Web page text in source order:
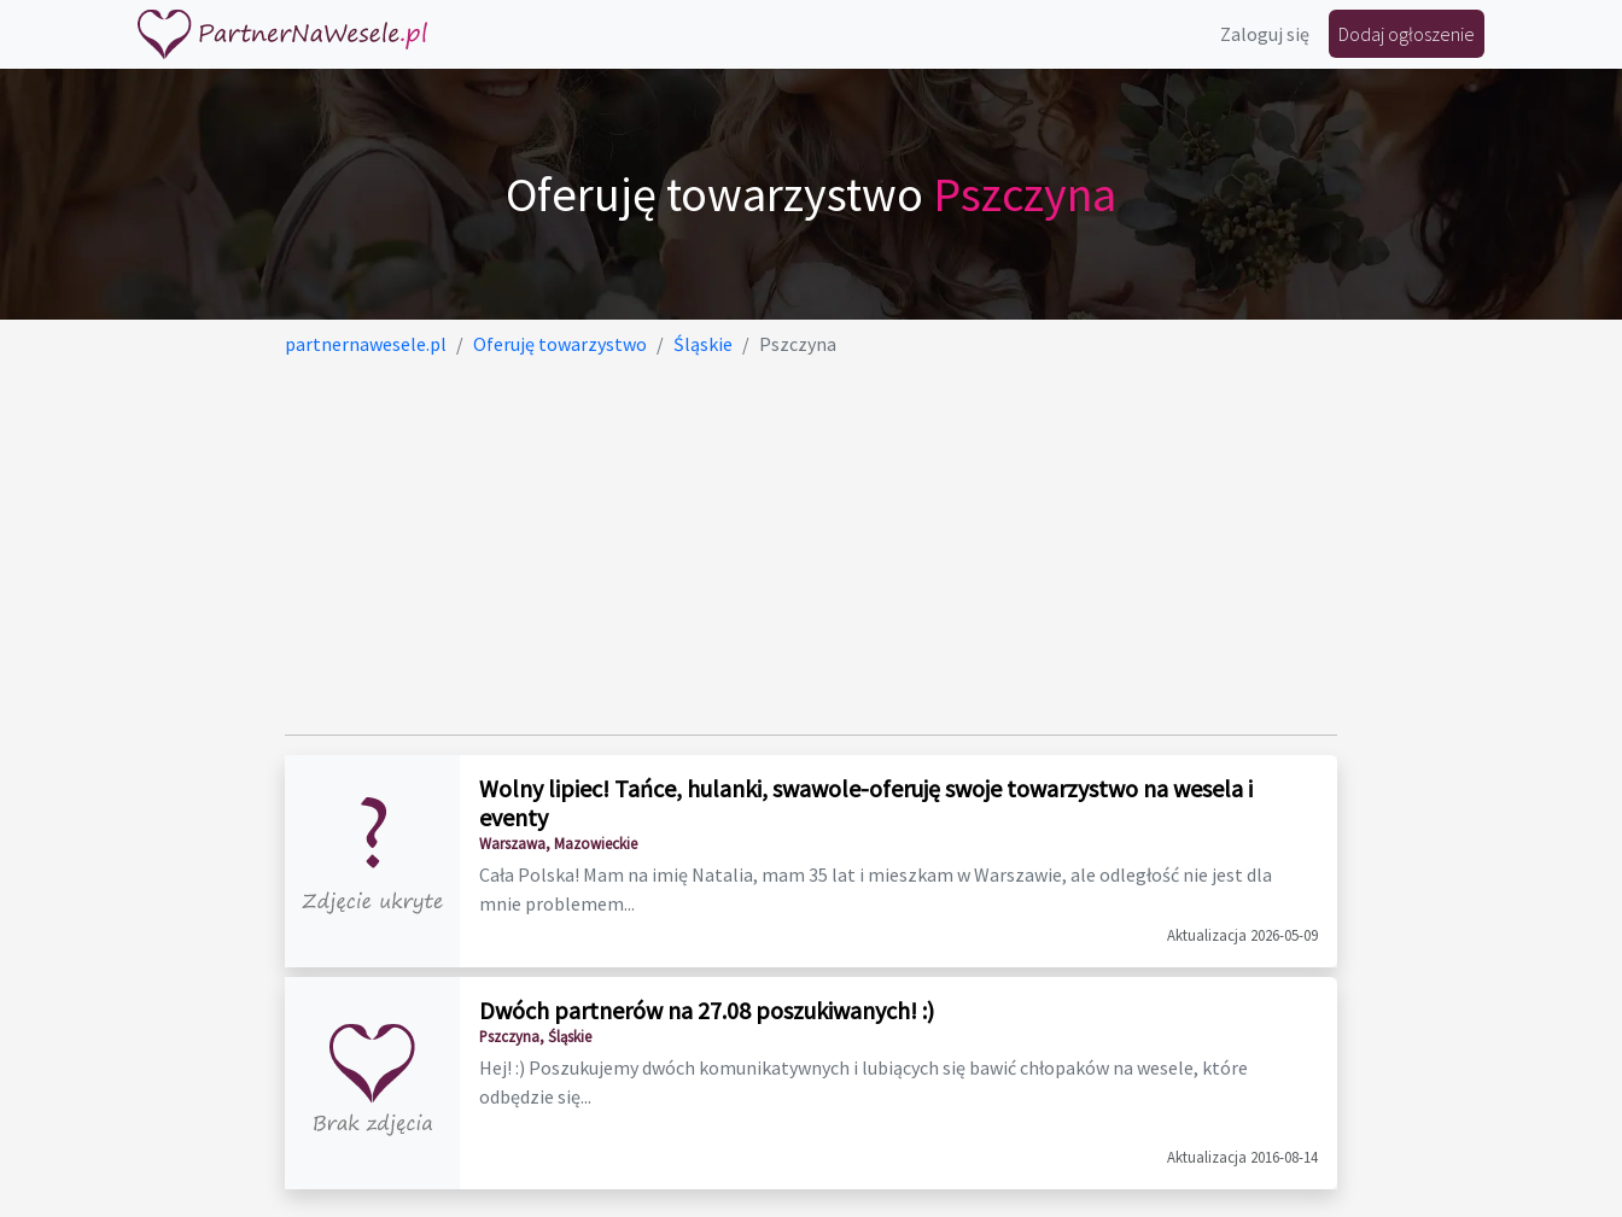
Zaloguj się Dodaj ogłoszenie
Oferuję towarzystwo Pszczyna
partnernawesele.pl Oferuję towarzystwo Śląskie Pszczyna
Wolny lipiec! Tańce, hulanki, swawole-oferuję swoje towarzystwo na wesela i
eventy
Warszawa, Mazowieckie
Cała Polska! Mam na imię Natalia, mam 35 lat i mieszkam w Warszawie, ale odległość nie jest dla
mnie problemem...
Aktualizacja 2026-05-09
Dwóch partnerów na 27.08 poszukiwanych! :)
Pszczyna, Śląskie
Hej! :) Poszukujemy dwóch komunikatywnych i lubiących się bawić chłopaków na wesele, które
odbędzie się...
Aktualizacja 2016-08-14